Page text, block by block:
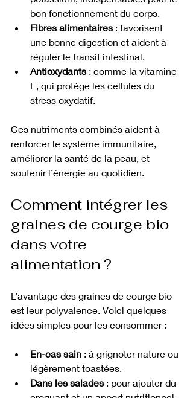
bon fonctionnement du corps.
Fibres alimentaires : favorisent
une bonne digestion et aident à
réguler le transit intestinal.
Antioxydants : comme la vitamine
E, qui protège les cellules du
stress oxydatif.
Ces nutriments combinés aident à
renforcer le système immunitaire,
améliorer la santé de la peau, et
soutenir l’énergie au quotidien.
Comment intégrer les
graines de courge bio
dans votre
alimentation ?
L’avantage des graines de courge bio
est leur polyvalence. Voici quelques
idées simples pour les consommer :
En-cas sain : à grignoter nature ou
légèrement toastées.
Dans les salades : pour ajouter du